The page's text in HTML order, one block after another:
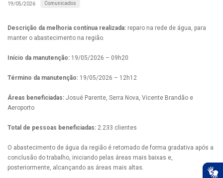
19/05/2026 Comunicados
Descrição da melhoria contínua realizada: reparo na rede de água, para
manter o abastecimento na região.
Início da manutenção: 19/05/2026 – 09h20
Término da manutenção: 19/05/2026 – 12h12
Áreas beneficiadas: Josué Parente, Serra Nova, Vicente Brandão e
Aeroporto
Total de pessoas beneficiadas: 2.233 clientes
O abastecimento de água da região é retomado de forma gradativa após a
conclusão do trabalho, iniciando pelas áreas mais baixas e,
posteriormente, alcançando as áreas mais altas.